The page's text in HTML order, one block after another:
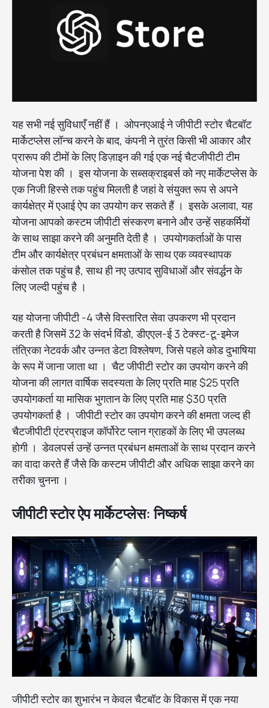
यह सभी नई सुविधाएँ नहीं हैं । ओपनएआई ने जीपीटी स्टोर चैटबॉट
मार्केटप्लेस लॉन्च करने के बाद, कंपनी ने तुरंत किसी भी आकार और
प्रारूप की टीमों के लिए डिज़ाइन की गई एक नई चैटजीपीटी टीम
योजना पेश की । इस योजना के सब्सक्राइबर्स को नए मार्केटप्लेस के
एक निजी हिस्से तक पहुंच मिलती है जहां वे संयुक्त रूप से अपने
कार्यक्षेत्र में एआई ऐप का उपयोग कर सकते हैं । इसके अलावा, यह
योजना आपको कस्टम जीपीटी संस्करण बनाने और उन्हें सहकर्मियों
के साथ साझा करने की अनुमति देती है । उपयोगकर्ताओं के पास
टीम और कार्यक्षेत्र प्रबंधन क्षमताओं के साथ एक व्यवस्थापक
कंसोल तक पहुंच है, साथ ही नए उत्पाद सुविधाओं और संवर्द्धन के
लिए जल्दी पहुंच है ।
यह योजना जीपीटी -4 जैसे विस्तारित सेवा उपकरण भी प्रदान
करती है जिसमें 32 के संदर्भ विंडो, डीएएल-ई 3 टेक्स्ट-टू-इमेज
तंत्रिका नेटवर्क और उन्नत डेटा विश्लेषण, जिसे पहले कोड दुभाषिया
के रूप में जाना जाता था । चैट जीपीटी स्टोर का उपयोग करने की
योजना की लागत वार्षिक सदस्यता के लिए प्रति माह $25 प्रति
उपयोगकर्ता या मासिक भुगतान के लिए प्रति माह $30 प्रति
उपयोगकर्ता है । जीपीटी स्टोर का उपयोग करने की क्षमता जल्द ही
चैटजीपीटी एंटरप्राइज कॉर्पोरेट प्लान ग्राहकों के लिए भी उपलब्ध
होगी । डेवलपर्स उन्हें उन्नत प्रबंधन क्षमताओं के साथ प्रदान करने
का वादा करते हैं जैसे कि कस्टम जीपीटी और अधिक साझा करने का
तरीका चुनना ।
जीपीटी स्टोर ऐप मार्केटप्लेस: निष्कर्ष
जीपीटी स्टोर का शुभारंभ न केवल चैटबॉट के विकास में एक नया